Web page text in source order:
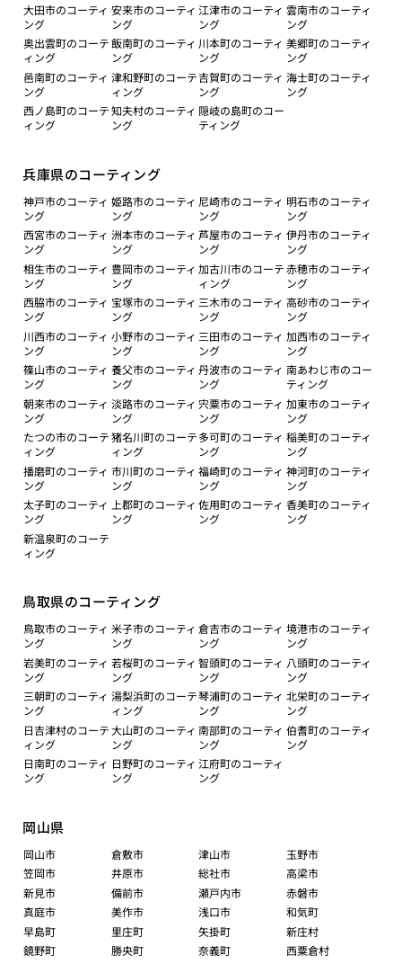
大田市のコーティ
ング
安来市のコーティ
ング
江津市のコーティ
ング
雲南市のコーティ
ング
奥出雲町のコーテ
ィング
飯南町のコーティ
ング
川本町のコーティ
ング
美郷町のコーティ
ング
邑南町のコーティ
ング
津和野町のコーテ
ィング
吉賀町のコーティ
ング
海士町のコーティ
ング
西ノ島町のコーテ
ィング
知夫村のコーティ
ング
隠岐の島町のコー
ティング
兵庫県のコーティング
神戸市のコーティ
ング
姫路市のコーティ
ング
尼崎市のコーティ
ング
明石市のコーティ
ング
西宮市のコーティ
ング
洲本市のコーティ
ング
芦屋市のコーティ
ング
伊丹市のコーティ
ング
相生市のコーティ
ング
豊岡市のコーティ
ング
加古川市のコーテ
ィング
赤穂市のコーティ
ング
西脇市のコーティ
ング
宝塚市のコーティ
ング
三木市のコーティ
ング
高砂市のコーティ
ング
川西市のコーティ
ング
小野市のコーティ
ング
三田市のコーティ
ング
加西市のコーティ
ング
篠山市のコーティ
ング
養父市のコーティ
ング
丹波市のコーティ
ング
南あわじ市のコー
ティング
朝来市のコーティ
ング
淡路市のコーティ
ング
宍粟市のコーティ
ング
加東市のコーティ
ング
たつの市のコーテ
ィング
猪名川町のコーテ
ィング
多可町のコーティ
ング
稲美町のコーティ
ング
播磨町のコーティ
ング
市川町のコーティ
ング
福崎町のコーティ
ング
神河町のコーティ
ング
太子町のコーティ
ング
上郡町のコーティ
ング
佐用町のコーティ
ング
香美町のコーティ
ング
新温泉町のコーテ
ィング
鳥取県のコーティング
鳥取市のコーティ
ング
米子市のコーティ
ング
倉吉市のコーティ
ング
境港市のコーティ
ング
岩美町のコーティ
ング
若桜町のコーティ
ング
智頭町のコーティ
ング
八頭町のコーティ
ング
三朝町のコーティ
ング
湯梨浜町のコーテ
ィング
琴浦町のコーティ
ング
北栄町のコーティ
ング
日吉津村のコーテ
ィング
大山町のコーティ
ング
南部町のコーティ
ング
伯耆町のコーティ
ング
日南町のコーティ
ング
日野町のコーティ
ング
江府町のコーティ
ング
岡山県
岡山市 倉敷市 津山市
玉野市
笠岡市
井原市 総社市
高梁市
新見市
備前市 瀬戸内市
赤磐市
真庭市
美作市 浅口市
和気町
早島町
里庄町 矢掛町
新庄村
鏡野町
勝央町 奈義町
西粟倉村